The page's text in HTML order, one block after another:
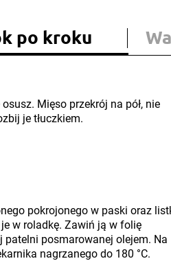
po kroku
Mięso przekrój na pół, nie
je tłuczkiem.
pokrojonego w paski oraz
w roladkę. Zawiń ją w folię
posmarowanej olejem. Na
nagrzanego do 180 °C.